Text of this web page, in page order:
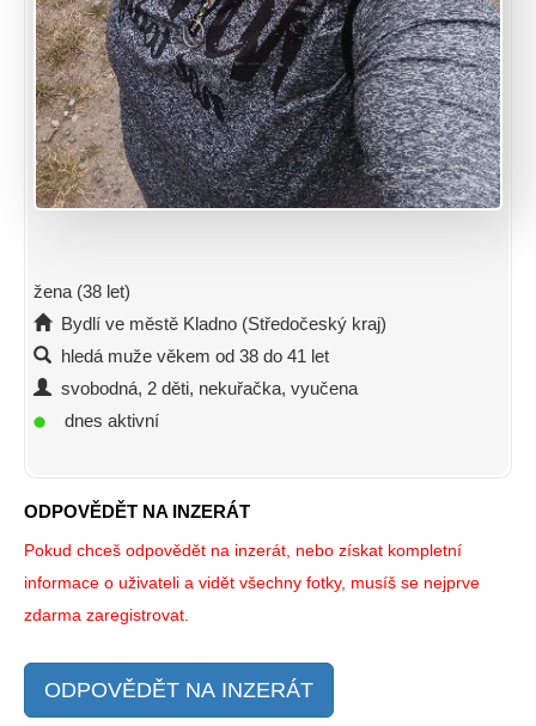
žena (38 let)
Bydlí ve městě Kladno (Středočeský kraj)
hledá muže věkem od 38 do 41 let
svobodná, 2 děti, nekuřačka, vyučena
dnes aktivní
ODPOVĚDĚT NA INZERÁT
Pokud chceš odpovědět na inzerát, nebo získat kompletní
informace o uživateli a vidět všechny fotky, musíš se nejprve
zdarma zaregistrovat.
ODPOVĚDĚT NA INZERÁT